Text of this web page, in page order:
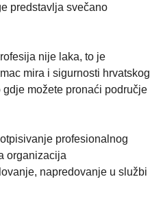
predstavlja svečano
nije laka, to je
mira i sigurnosti hrvatskog
možete pronaći područje
profesionalnog
organizacija
napredovanje u službi